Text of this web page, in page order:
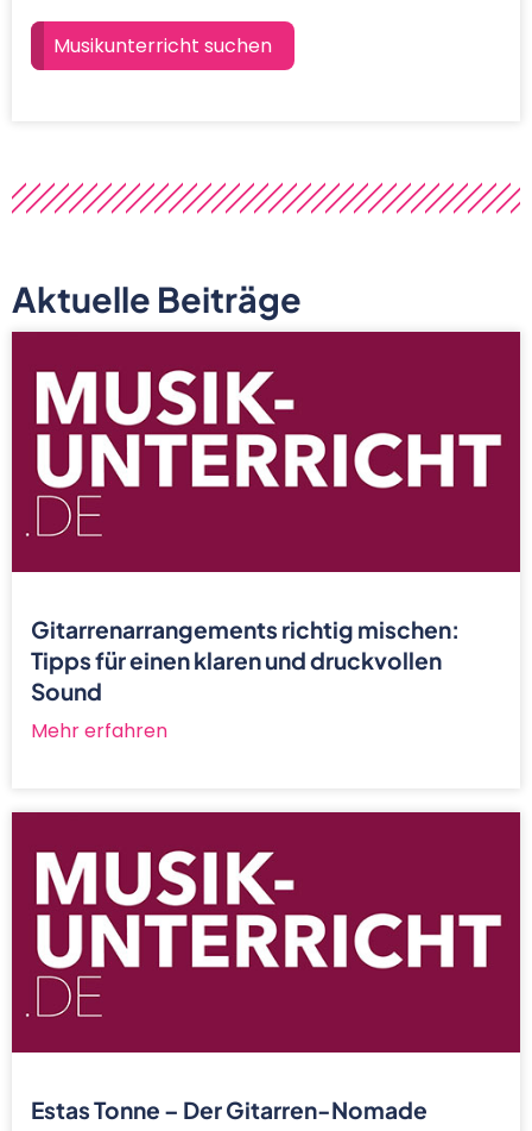
Musikunterricht suchen
Aktuelle Beiträge
Gitarrenarrangements richtig mischen:
Tipps für einen klaren und druckvollen
Sound
Mehr erfahren
Estas Tonne – Der Gitarren-Nomade